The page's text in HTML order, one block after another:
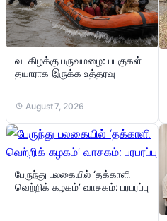
வடகிழக்கு பருவமழை: படகுகள்
தயாராக இருக்க உத்தரவு
August 7, 2026
பேருந்து பலகையில் ‘தக்காளி
வெற்றிக் கழகம்’ வாசகம்: பரபரப்பு